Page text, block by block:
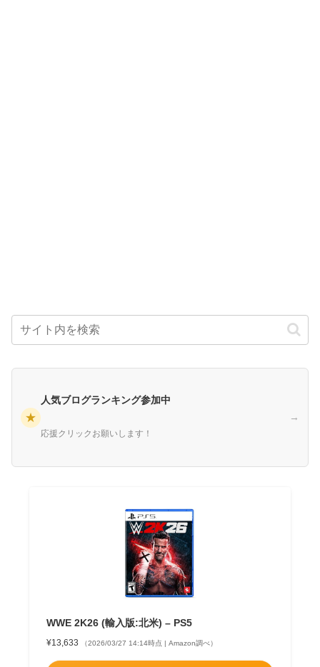
★
人気ブログランキング参加中
応援クリックお願いします！
→
WWE 2K26 (輸入版:北米) – PS5
¥13,633 （2026/03/27 14:14時点 | Amazon調べ）